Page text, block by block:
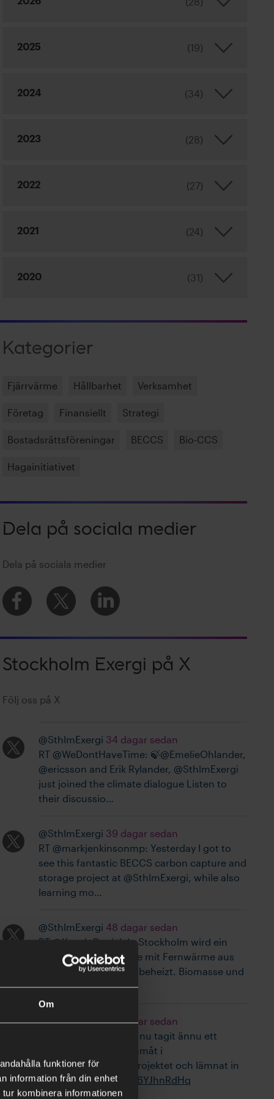
Om
funktioner för
information från din enhet
kombinera informationen
2025 (19)
2024 (34)
2023 (28)
2022 (27)
2021 (24)
2020 (31)
Kategorier
Fjärrvärme Hållbarhet Verksamhet
Företag Finansiellt Strategi
Bostadsrättsföreningar BECCS Bio-CCS
Hagainitiativet
Dela på sociala medier
Dela på sociala medier
Stockholm Exergi på X
Följ oss på X
@SthlmExergi 34 dagar sedan
RT @WeDontHaveTime: 🍃@EmelieOhlander,
@ericsson and Erik Rylander, @SthlmExergi
just joined the climate dialogue Listen to
their discussio…
@SthlmExergi 39 dagar sedan
RT @markjenkinsonmp: Yesterday I got to
see this fantastic BECCS carbon capture and
storage project at @SthlmExergi, while also
learning mo…
@SthlmExergi 48 dagar sedan
RT @Kosak_Daniel: In Stockholm wird ein
Großteil der Haushalte mit Fernwärme aus
erneuerbarer Energie beheizt. Biomasse und
die Nutzung von…
@SthlmExergi 49 dagar sedan
Stockholm Exergi har nu tagit ännu ett
betydelsefullt steg framåt i
@Beccs_Stockholm projektet och lämnat in
sin an… https://t.co/x6YJhnRdHq